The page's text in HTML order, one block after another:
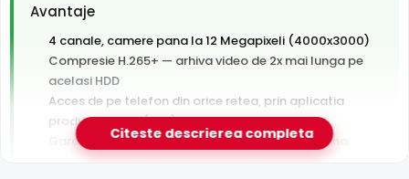
Avantaje
4 canale, camere pana la 12 Megapixeli (4000x3000)
Compresie H.265+ — arhiva video de 2x mai lunga pe
acelasi HDD
Acces de pe telefon din orice retea, prin aplicatia
producatorului (P2P)
Garantie 24 luni si suport tehnic gratuit in romana
Citeste descrierea completa